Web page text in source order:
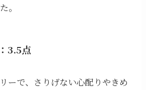
。
3.5点
ーで、さりげない心配りやきめ